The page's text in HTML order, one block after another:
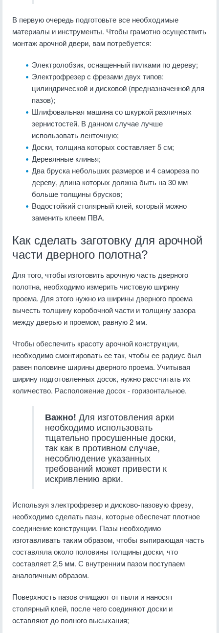
В первую очередь подготовьте все необходимые
материалы и инструменты. Чтобы грамотно осуществить
монтаж арочной двери, вам потребуется:
Электролобзик, оснащенный пилками по дереву;
Электрофрезер с фрезами двух типов:
цилиндрической и дисковой (предназначенной для
пазов);
Шлифовальная машина со шкуркой различных
зернистостей. В данном случае лучше
использовать ленточную;
Доски, толщина которых составляет 5 см;
Деревянные клинья;
Два бруска небольших размеров и 4 самореза по
дереву, длина которых должна быть на 30 мм
больше толщины брусков;
Водостойкий столярный клей, который можно
заменить клеем ПВА.
Как сделать заготовку для арочной
части дверного полотна?
Для того, чтобы изготовить арочную часть дверного
полотна, необходимо измерить чистовую ширину
проема. Для этого нужно из ширины дверного проема
вычесть толщину коробочной части и толщину зазора
между дверью и проемом, равную 2 мм.
Чтобы обеспечить красоту арочной конструкции,
необходимо смонтировать ее так, чтобы ее радиус был
равен половине ширины дверного проема. Учитывая
ширину подготовленных досок, нужно рассчитать их
количество. Расположение досок - горизонтальное.
Важно! Для изготовления арки
необходимо использовать
тщательно просушенные доски,
так как в противном случае,
несоблюдение указанных
требований может привести к
искривлению арки.
Используя электрофрезер и дисково-пазовую фрезу,
необходимо сделать пазы, которые обеспечат плотное
соединение конструкции. Пазы необходимо
изготавливать таким образом, чтобы выпирающая часть
составляла около половины толщины доски, что
составляет 2,5 мм. С внутренним пазом поступаем
аналогичным образом.
Поверхность пазов очищают от пыли и наносят
столярный клей, после чего соединяют доски и
оставляют до полного высыхания;